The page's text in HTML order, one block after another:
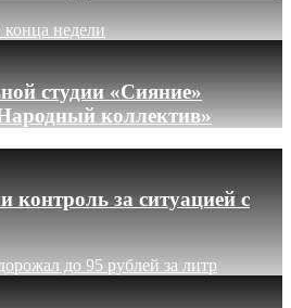
недели
студии «Сияние»
коллектив»
контроль за ситуацией с
до 95 рублей за литр